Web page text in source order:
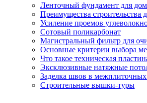
Ленточный фундамент для
Преимущества строительства
Усиление проемов
Сотовый поликарбонат
Магистральный фильтр для
Основные критерии выбора
Что такое техническая
Эксклюзивные натяжные
Заделка швов в
Строительные вышки-туры